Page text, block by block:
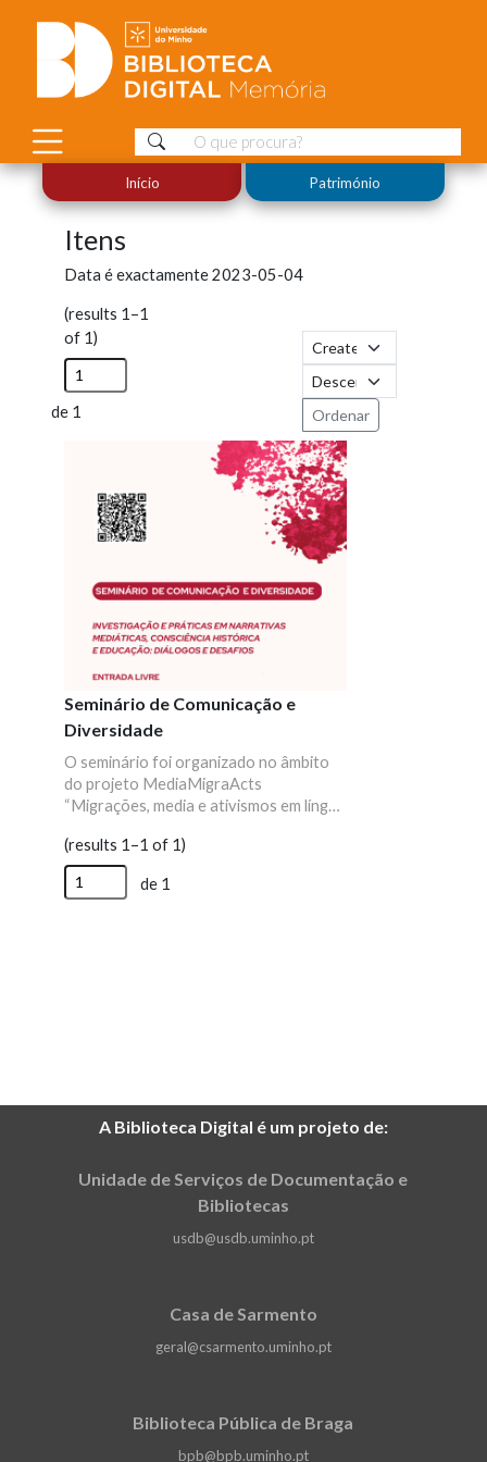
Início Património
Itens
Data é exactamente2023-05-04
(results 1–1
of 1)
de 1 Ordenar
Seminário de Comunicação e
Diversidade
O seminário foi organizado no âmbito
do projeto MediaMigraActs
“Migrações, media e ativismos em língua
mediáticas e imaginar futuros
alternativos”, sediado no Centro de
Estudos de Comunicação e Sociedade
(results 1–1 of 1)
de 1
A Biblioteca Digital é um projeto de:
Unidade de Serviços de Documentação e
Bibliotecas
usdb@usdb.uminho.pt
Casa de Sarmento
geral@csarmento.uminho.pt
Biblioteca Pública de Braga
bpb@bpb.uminho.pt